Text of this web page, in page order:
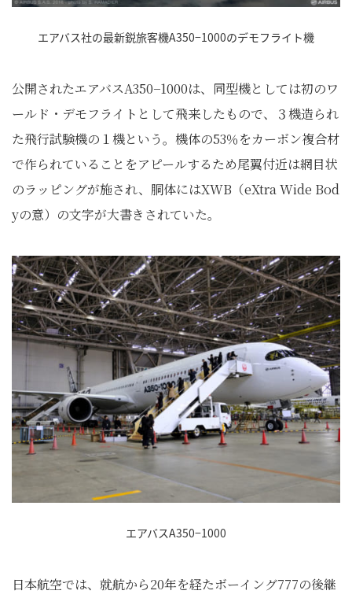
エアバス社の最新鋭旅客機A350−1000のデモフライト機
公開されたエアバスA350−1000は、同型機としては初のワ
ールド・デモフライトとして飛来したもので、３機造られ
た飛行試験機の１機という。機体の53％をカーボン複合材
で作られていることをアピールするため尾翼付近は網目状
のラッピングが施され、胴体にはXWB（eXtra Wide Bod
yの意）の文字が大書きされていた。
エアバスA350−1000
日本航空では、就航から20年を経たボーイング777の後継